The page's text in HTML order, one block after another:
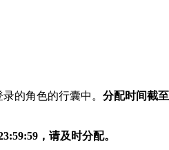
的角色的行囊中。 分配时间截
，请及时分配。